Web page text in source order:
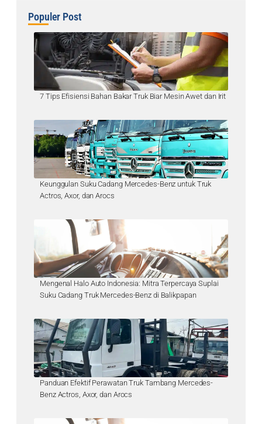
Populer Post
7 Tips Efisiensi Bahan Bakar Truk Biar Mesin Awet dan Irit
Keunggulan Suku Cadang Mercedes-Benz untuk Truk
Actros, Axor, dan Arocs
Mengenal Halo Auto Indonesia: Mitra Terpercaya Suplai
Suku Cadang Truk Mercedes-Benz di Balikpapan
Panduan Efektif Perawatan Truk Tambang Mercedes-
Benz Actros, Axor, dan Arocs